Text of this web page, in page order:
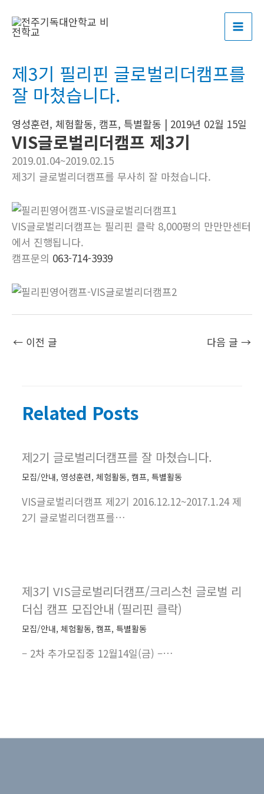
제3기 필리핀 글로벌리더캠프를
잘 마쳤습니다.
영성훈련, 체험활동, 캠프, 특별활동 | 2019년 02월 15일
VIS글로벌리더캠프 제3기
2019.01.04~2019.02.15
제3기 글로벌리더캠프를 무사히 잘 마쳤습니다.
VIS글로벌리더캠프는 필리핀 클락 8,000평의 만만만센터
에서 진행됩니다.
캠프문의 063-714-3939
스
트
색
← 이전 글 다음 글 →
Related Posts
제2기 글로벌리더캠프를 잘 마쳤습니다.
모집/안내, 영성훈련, 체험활동, 캠프, 특별활동
VIS글로벌리더캠프 제2기 2016.12.12~2017.1.24 제
2기 글로벌리더캠프를…
제3기 VIS글로벌리더캠프/크리스천 글로벌 리
더십 캠프 모집안내 (필리핀 클락)
모집/안내, 체험활동, 캠프, 특별활동
– 2차 추가모집중 12월14일(금) –…